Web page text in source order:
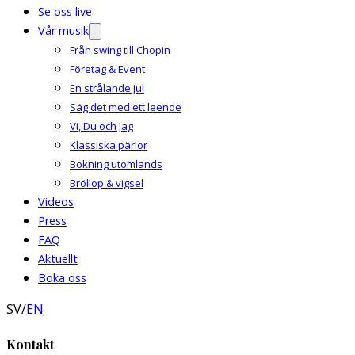
Se oss live
Vår musik
Från swing till Chopin
Företag & Event
En strålande jul
Säg det med ett leende
Vi, Du och Jag
Klassiska pärlor
Bokning utomlands
Bröllop & vigsel
Videos
Press
FAQ
Aktuellt
Boka oss
SV/EN
Kontakt